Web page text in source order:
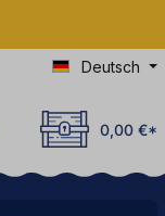
Deutsch
0,00 €*